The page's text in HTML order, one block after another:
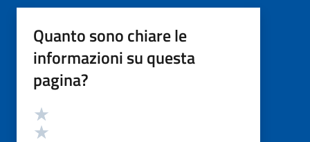
Quanto sono chiare le
informazioni su questa
pagina?
Valutazione